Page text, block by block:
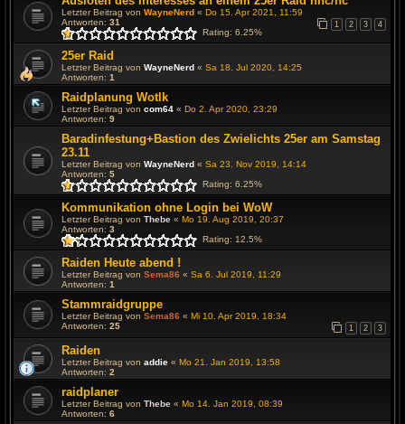
Letzter Beitrag von WayneNerd « Do 15. Apr 2021, 11:59
Antworten: 31 1 2 3 4
Rating: 6.25%
25er Raid
Letzter Beitrag von WayneNerd « Sa 18. Jul 2020, 14:25
Antworten: 1
Raidplanung Wotlk
Letzter Beitrag von com64 « Do 2. Apr 2020, 23:29
Antworten: 9
Baradinfestung+Bastion des Zwielichts 25er am Samstag
23.11
Letzter Beitrag von WayneNerd « Sa 23. Nov 2019, 14:14
Antworten: 5
Rating: 6.25%
Kommunikation ohne Login bei WoW
Letzter Beitrag von Thebe « Mo 19. Aug 2019, 20:37
Antworten: 3
Rating: 12.5%
Raiden Heute abend !
Letzter Beitrag von Sema86 « Sa 6. Jul 2019, 11:29
Antworten: 1
Stammraidgruppe
Letzter Beitrag von Sema86 « Mi 10. Apr 2019, 18:34
Antworten: 25 1 2 3
Raiden
Letzter Beitrag von addie « Mo 21. Jan 2019, 13:58
Antworten: 2
raidplaner
Letzter Beitrag von Thebe « Mo 14. Jan 2019, 08:39
Antworten: 6